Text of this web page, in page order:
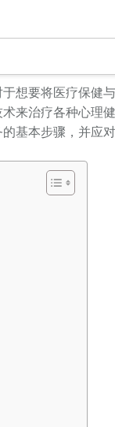
想要将医疗保健
来治疗各种心理
基本步骤，并应对